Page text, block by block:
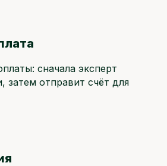
сначала эксперт
затем отправит счёт для